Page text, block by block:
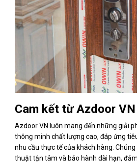
Cam kết từ Azdoor VN
Azdoor VN luôn mang đến những giải
thông minh chất lượng cao, đáp ứng
nhu cầu thực tế của khách hàng.
thuật tận tâm và bảo hành dài hạn,